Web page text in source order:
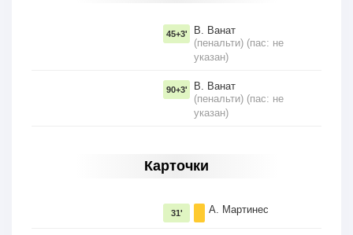
В. Ванат
(пенальти) (пас: не
указан)
45+3'
В. Ванат
(пенальти) (пас: не
указан)
90+3'
Карточки
А. Мартинес
31'